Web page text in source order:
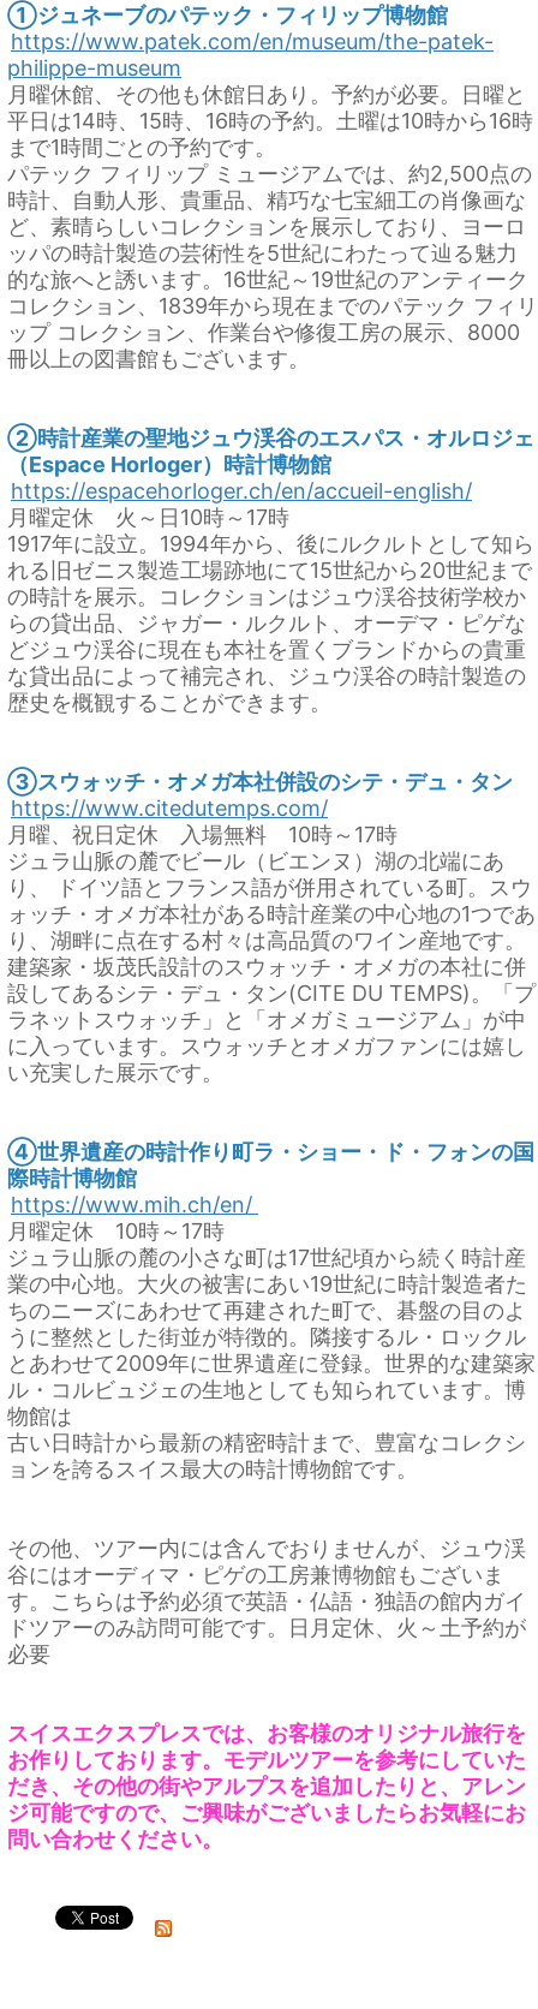
①ジュネーブのパテック・フィリップ博物館
https://www.patek.com/en/museum/the-patek-
philippe-museum
月曜休館、その他も休館日あり。予約が必要。日曜と
平日は14時、15時、16時の予約。土曜は10時から16時
まで1時間ごとの予約です。
パテック フィリップ ミュージアムでは、約2,500点の
時計、自動人形、貴重品、精巧な七宝細工の肖像画な
ど、素晴らしいコレクションを展示しており、ヨーロ
ッパの時計製造の芸術性を5世紀にわたって辿る魅力
的な旅へと誘います。16世紀～19世紀のアンティーク
コレクション、1839年から現在までのパテック フィリ
ップ コレクション、作業台や修復工房の展示、8000
冊以上の図書館もございます。
②時計産業の聖地ジュウ渓谷のエスパス・オルロジェ
（Espace Horloger）時計博物館
https://espacehorloger.ch/en/accueil-english/
月曜定休 火～日10時～17時
1917年に設立。1994年から、後にルクルトとして知ら
れる旧ゼニス製造工場跡地にて15世紀から20世紀まで
の時計を展示。コレクションはジュウ渓谷技術学校か
らの貸出品、ジャガー・ルクルト、オーデマ・ピゲな
どジュウ渓谷に現在も本社を置くブランドからの貴重
な貸出品によって補完され、ジュウ渓谷の時計製造の
歴史を概観することができます。
③スウォッチ・オメガ本社併設のシテ・デュ・タン
https://www.citedutemps.com/
月曜、祝日定休 入場無料 10時～17時
ジュラ山脈の麓でビール（ビエンヌ）湖の北端にあ
り、 ドイツ語とフランス語が併用されている町。スウ
ォッチ・オメガ本社がある時計産業の中心地の1つであ
り、湖畔に点在する村々は高品質のワイン産地です。
建築家・坂茂氏設計のスウォッチ・オメガの本社に併
設してあるシテ・デュ・タン(CITE DU TEMPS)。「プ
ラネットスウォッチ」と「オメガミュージアム」が中
に入っています。スウォッチとオメガファンには嬉し
い充実した展示です。
④世界遺産の時計作り町ラ・ショー・ド・フォンの国
際時計博物館
https://www.mih.ch/en/
月曜定休 10時～17時
ジュラ山脈の麓の小さな町は17世紀頃から続く時計産
業の中心地。大火の被害にあい19世紀に時計製造者た
ちのニーズにあわせて再建された町で、碁盤の目のよ
うに整然とした街並が特徴的。隣接するル・ロックル
とあわせて2009年に世界遺産に登録。世界的な建築家
ル・コルビュジェの生地としても知られています。博
物館は
古い日時計から最新の精密時計まで、豊富なコレクシ
ョンを誇るスイス最大の時計博物館です。
その他、ツアー内には含んでおりませんが、ジュウ渓
谷にはオーディマ・ピゲの工房兼博物館もございま
す。こちらは予約必須で英語・仏語・独語の館内ガイ
ドツアーのみ訪問可能です。日月定休、火～土予約が
必要
スイスエクスプレスでは、お客様のオリジナル旅行を
お作りしております。モデルツアーを参考にしていた
だき、その他の街やアルプスを追加したりと、アレン
ジ可能ですので、ご興味がございましたらお気軽にお
問い合わせください。